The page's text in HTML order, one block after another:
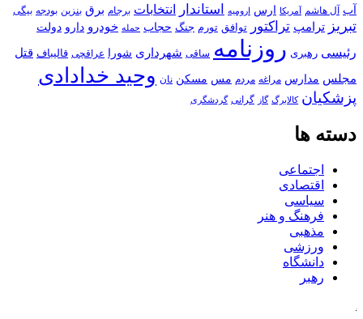
آب آل هاشم آمریکا ارس ارومیه استاندار انتخابات برجام برق بنزین بودجه بیگی
تبریز ترامپ تراکتور توافق تورم جنگ حجاب حمله خودرو دارو دولت
رئیسی رهبری روزنامه ساقی شهرداری شورا عراقچی قالیباف قتل
مجلس مدارس مراغه مردم مس مسکن نان وحید خدادادی
پزشکیان کالابرگ گاز گرانی گردشگری
دسته ها
اجتماعی
اقتصادی
سیاسی
فرهنگ و هنر
مذهبی
ورزشی
دانشگاه
رهبر